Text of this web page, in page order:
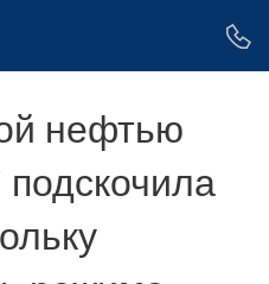
нефтью
подскочила